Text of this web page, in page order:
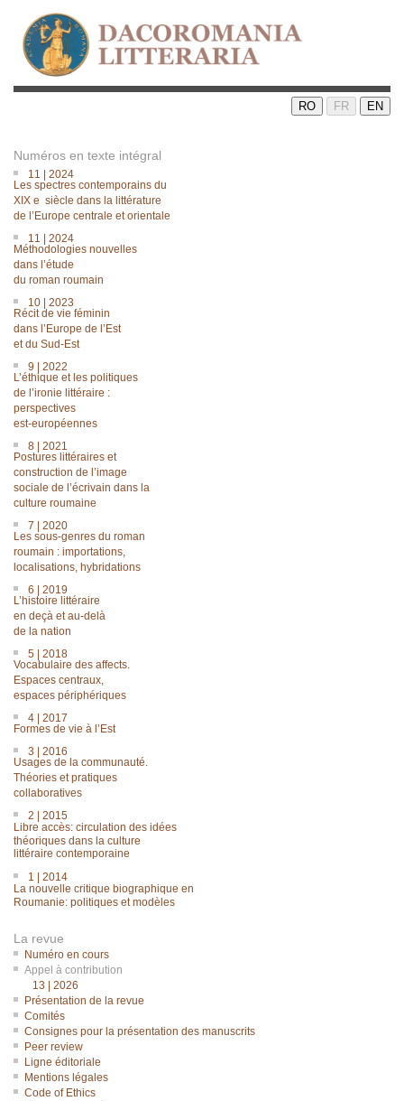
RO FR EN
Numéros en texte intégral
11 | 2024
Les spectres contemporains du
XIX e siècle dans la littérature
de lʼEurope centrale et orientale
11 | 2024
Méthodologies nouvelles
dans lʼétude
du roman roumain
10 | 2023
Récit de vie féminin
dans l’Europe de l’Est
et du Sud-Est
9 | 2022
L’éthique et les politiques
de l’ironie littéraire :
perspectives
est-européennes
8 | 2021
Postures littéraires et
construction de l’image
sociale de l’écrivain dans la
culture roumaine
7 | 2020
Les sous-genres du roman
roumain : importations,
localisations, hybridations
6 | 2019
L’histoire littéraire
en deçà et au-delà
de la nation
5 | 2018
Vocabulaire des affects.
Espaces centraux,
espaces périphériques
4 | 2017
Formes de vie à l’Est
3 | 2016
Usages de la communauté.
Théories et pratiques
collaboratives
2 | 2015
Libre accès: circulation des idées
théoriques dans la culture
littéraire contemporaine
1 | 2014
La nouvelle critique biographique en
Roumanie: politiques et modèles
La revue
Numéro en cours
Appel à contribution
13 | 2026
Présentation de la revue
Comités
Consignes pour la présentation des manuscrits
Peer review
Ligne éditoriale
Mentions légales
Code of Ethics